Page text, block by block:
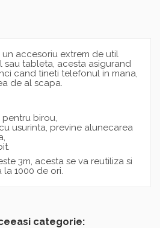
un accesoriu extrem de util
sau tableta, acesta asigurand
cand tineti telefonul in mana,
de al scapa.
birou,
usurinta, previne alunecarea
3m, acesta se va reutiliza si
1000 de ori.
categorie: